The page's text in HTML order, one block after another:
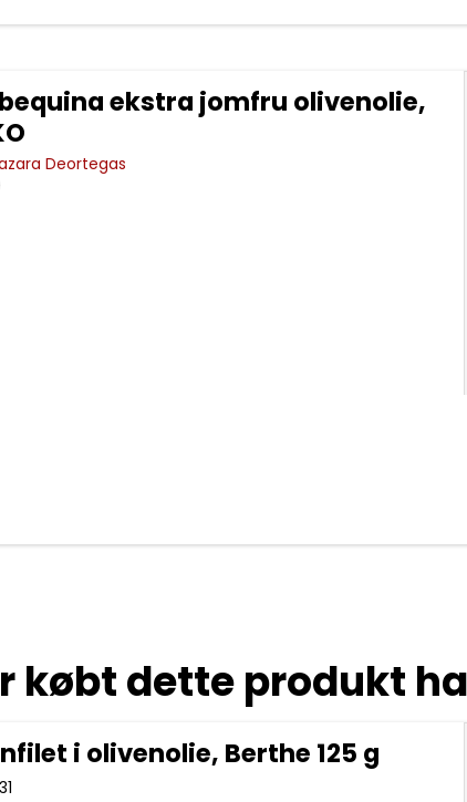
ekstra jomfru olivenolie,
Deortegas
købt dette produkt
i olivenolie, Berthe 125 g